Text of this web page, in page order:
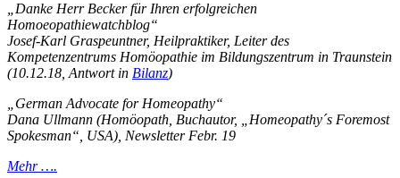
„Danke Herr Becker für Ihren erfolgreichen
Homoeopathiewatchblog“
Josef-Karl Graspeuntner, Heilpraktiker, Leiter des
Kompetenzentrums Homöopathie im Bildungszentrum in Traunstein
(10.12.18, Antwort in Bilanz)
„German Advocate for Homeopathy“
Dana Ullmann (Homöopath, Buchautor, „Homeopathy´s Foremost
Spokesman“, USA), Newsletter Febr. 19
Mehr ….